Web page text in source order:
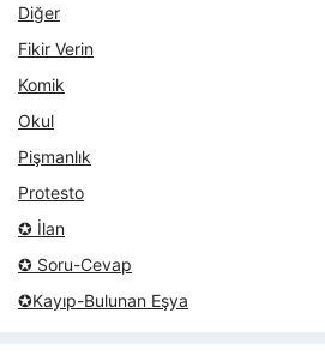
Diğer
Fikir Verin
Komik
Okul
Pişmanlık
Protesto
✪ İlan
✪ Soru-Cevap
✪Kayıp-Bulunan Eşya